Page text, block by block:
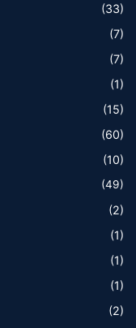
(33)
(7)
(7)
(1)
(15)
(60)
(10)
(49)
(2)
(1)
(1)
(1)
(2)